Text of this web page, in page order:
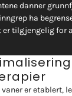
danner
ha
er tilgjengelig for
er etablert,